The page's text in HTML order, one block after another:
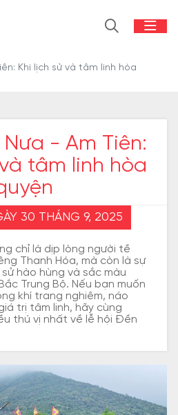
Khi lịch sử và tâm linh hòa
- Am Tiên:
tâm linh hòa
30 THÁNG 9, 2025
chỉ là dịp lòng người tề
Thanh Hóa, mà còn là sự
hào hùng và sắc màu
Trung Bộ. Nếu bạn muốn
khí trang nghiêm, náo
trị tâm linh, hãy cùng
thú vị nhất về lễ hội Đền